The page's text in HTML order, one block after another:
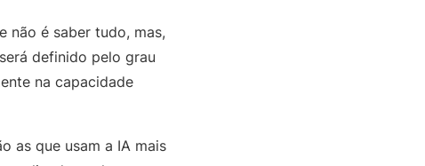
não é saber tudo, mas,
definido pelo grau
na capacidade
as que usam a IA mais